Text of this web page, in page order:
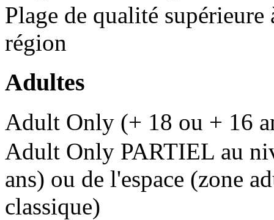
Plage de qualité
région
Adultes
Adult Only (+ 18 ou + 16
Adult Only PARTIEL au
ans) ou de l'espace (zone
classique)